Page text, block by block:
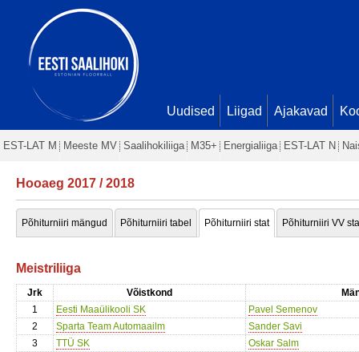
Uudised Liigad Ajakavad
EST-LAT M Meeste MV Saalihokiliiga M35+ Energialiiga EST-LAT N
Hooaeg 2017 / 2018
Põhiturniiri mängud Põhiturniiri tabel Põhiturniiri stat Põhiturniiri VV
Meistriliiga
Jrk Võistkond
1
Eesti Maaülikooli SK
Pavel Semenov
2
Sparta Team Automaailm
Sander Savi
3
TTÜ SK
Oskar Salm